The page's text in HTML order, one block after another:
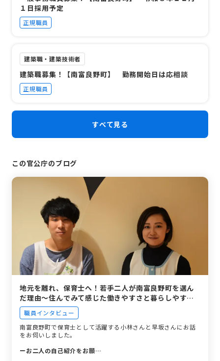
１日採用予定
正規職員
建築職・建築技術者
建築職募集！【南富良野町】 勤務開始日は応相談
正規職員
すべて見る
この官公庁のブログ
地元を離れ、保育士へ！若手二人が南富良野町を選ん
だ理由〜住んでみて感じた働きやすさと暮らしやす
さ〜
職員インタビュー
南富良野町で保育士として活躍する小林さんと早坂さんにお話
をお伺いしました。
ーお二人の自己紹介をお願…